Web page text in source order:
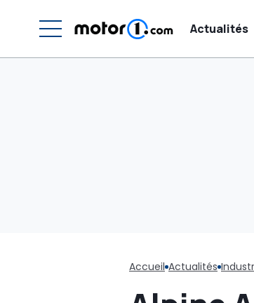
Actualités
Accueil Actualités